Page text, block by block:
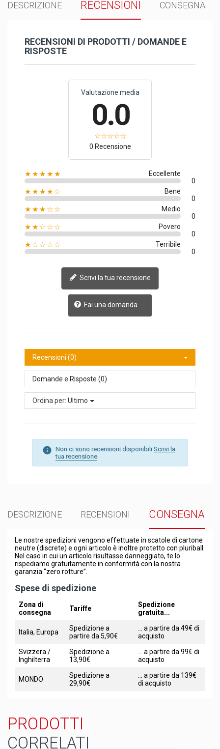
DESCRIZIONE RECENSIONI CONSEGNA
RECENSIONI DI PRODOTTI / DOMANDE E
RISPOSTE
Valutazione media
0.0
0 Recensione
★★★★★
Eccellente
0
★★★★☆
Bene
0
★★★☆☆
Medio
0
★★☆☆☆
Povero
0
★☆☆☆☆
Terribile
0
Scrivi la tua recensione
Fai una domanda
Recensioni (0)
Domande e Risposte (0)
Ordina per: Ultimo
Non ci sono recensioni disponibili Scrivi la
tua recensione
DESCRIZIONE RECENSIONI CONSEGNA
Le nostre spedizioni vengono effettuate in scatole di cartone
neutre (discrete) e ogni articolo è inoltre protetto con pluriball.
Nel caso in cui un articolo risultasse danneggiato, te lo
rispediamo gratuitamente in conformità con la nostra
garanzia “zero rotture”.
Spese di spedizione
Zona di
consegna
Tariffe
Spedizione
gratuita...
Italia, Europa
Spedizione a
partire da 5,90€
... a partire da 49€ di
acquisto
Svizzera /
Inghilterra
Spedizione a
13,90€
... a partire da 99€ di
acquisto
MONDO
Spedizione a
29,90€
... a partire da 139€
di acquisto
PRODOTTI
CORRELATI